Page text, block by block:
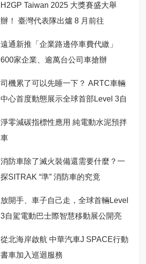
H2GP Taiwan 2025 大獎賽盛大舉
辦！ 臺灣代表隊出爐 8 月前往
遠通新推「企業路邊停車費代繳」
600家企業、逾萬台公司車搶辦
司機累了可以先睡一下？ ARTC車輛
中心首度動態展示全球首部Level 3自
淨零減碳指標性應用 純電動水泥預拌
車
消防車除了滅火裝備還需要什麼？一
探SITRAK “準” 消防車的究竟
放開手、車子自己走，全球首輛Level
3自駕電動巴士際智慧移動展公開亮
從北海岸啟航 中華汽車J SPACE行動
書車加入巡迴服務